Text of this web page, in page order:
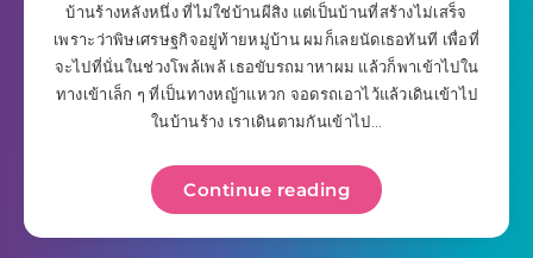
บ้านร้างหลังหนึ่ง ที่ไม่ใช่บ้านผีสิง แต่เป็นบ้านที่สร้างไม่เสร็จ
เพราะว่าพิษเศรษฐกิจอยู่ท้ายหมู่บ้าน ผมก็เลยนัดเธอทันที เพื่อที่
จะไปที่นั่นในช่วงโพล้เพล้ เธอขับรถมาหาผม แล้วก็พาเข้าไปใน
ทางเข้าเล็ก ๆ ที่เป็นทางหญ้าแหวก จอดรถเอาไว้แล้วเดินเข้าไป
ในบ้านร้าง เราเดินตามกันเข้าไป…
Continue reading